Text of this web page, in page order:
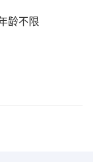
龄不限